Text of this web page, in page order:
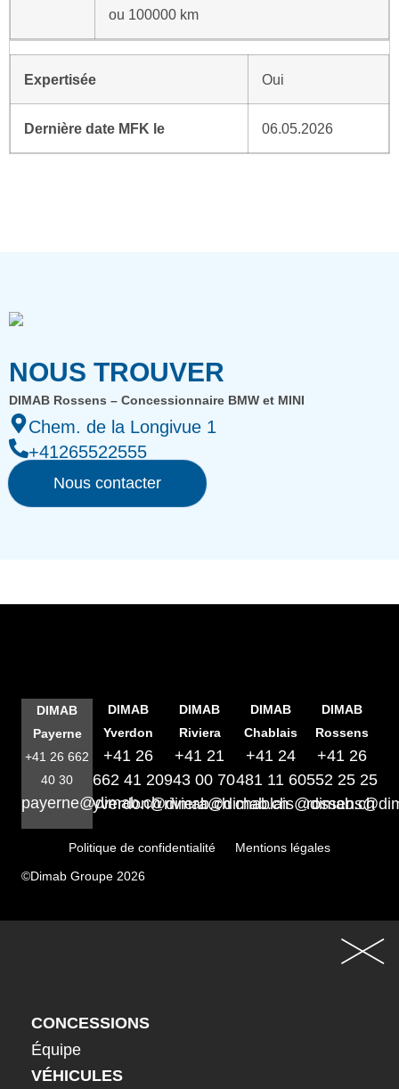
ou 100000 km
Expertisée Oui
Dernière date MFK le 06.05.2026
NOUS TROUVER
DIMAB Rossens – Concessionnaire BMW et MINI
Chem. de la Longivue 1
+41265522555
Nous contacter
DIMAB
Payerne
+41 26 662
40 30
payerne@dimab.ch
DIMAB
Yverdon
+41 26
662 41 20
yverdon@dimab.ch
DIMAB
Riviera
+41 21
943 00 70
riviera@dimab.ch
DIMAB
Chablais
+41 24
481 11 60
chablais@dimab.ch
DIMAB
Rossens
+41 26
552 25 25
Politique de confidentialité
Mentions légales
©Dimab Groupe 2026
CONCESSIONS
Équipe
VÉHICULES